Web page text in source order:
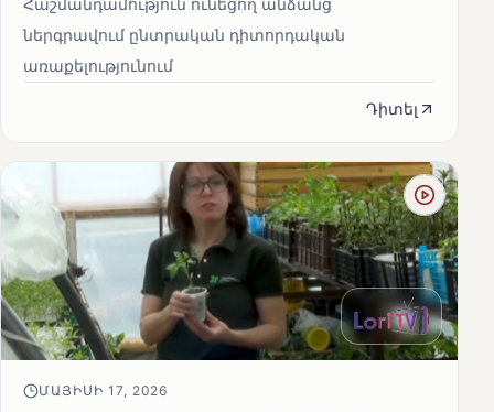
Հաշմանդամություն ունեցող անձանց
ներգրավում ընտրական դիտորդական
առաքելությունում
Դիտել
ՄԱՅԻՍԻ 17, 2026